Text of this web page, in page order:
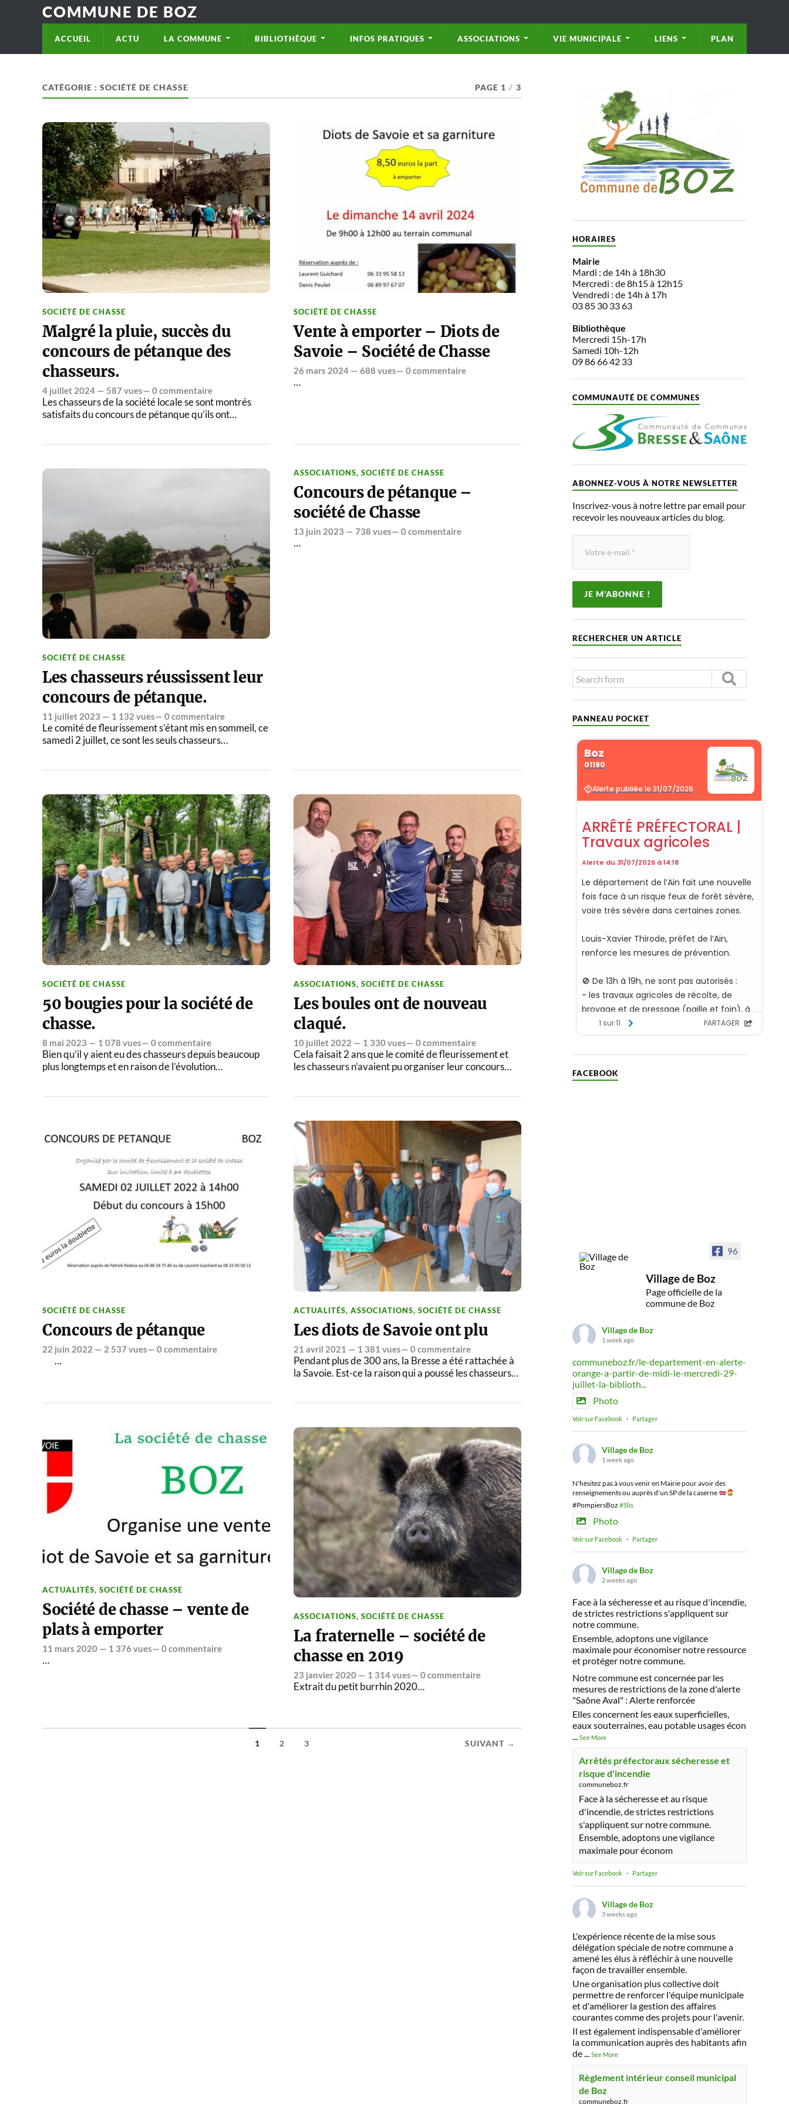
COMMUNE DE BOZ
ACCUEIL ACTU LA COMMUNE BIBLIOTHÈQUE INFOS PRATIQUES ASSOCIATIONS VIE MUNICIPALE LIENS PLAN
CATÉGORIE : SOCIÉTÉ DE CHASSE PAGE 1 / 3
SOCIÉTÉ DE CHASSE
Malgré la pluie, succès du
concours de pétanque des
chasseurs.
4 juillet 2024 — 587 vues— 0 commentaire
Les chasseurs de la société locale se sont montrés
satisfaits du concours de pétanque qu’ils ont…
SOCIÉTÉ DE CHASSE
Vente à emporter – Diots de
Savoie – Société de Chasse
26 mars 2024 — 688 vues—0 commentaire
…
SOCIÉTÉ DE CHASSE
Les chasseurs réussissent leur
concours de pétanque.
11 juillet 2023 — 1 132 vues— 0 commentaire
Le comité de fleurissement s’étant mis en sommeil, ce
samedi 2 juillet, ce sont les seuls chasseurs…
ASSOCIATIONS,SOCIÉTÉ DE CHASSE
Concours de pétanque –
société de Chasse
13 juin 2023 — 738 vues—0 commentaire
…
SOCIÉTÉ DE CHASSE
50 bougies pour la société de
chasse.
8 mai 2023 — 1 078 vues— 0 commentaire
Bien qu’il y aient eu des chasseurs depuis beaucoup
plus longtemps et en raison de l’évolution…
ASSOCIATIONS,SOCIÉTÉ DE CHASSE
Les boules ont de nouveau
claqué.
10 juillet 2022 — 1 330 vues—0 commentaire
Cela faisait 2 ans que le comité de fleurissement et
les chasseurs n’avaient pu organiser leur concours…
SOCIÉTÉ DE CHASSE
Concours de pétanque
22 juin 2022 — 2 537 vues— 0 commentaire
…
ACTUALITÉS,ASSOCIATIONS,SOCIÉTÉ DE CHASSE
Les diots de Savoie ont plu
21 avril 2021 — 1 381 vues—0 commentaire
Pendant plus de 300 ans, la Bresse a été rattachée à
la Savoie. Est-ce la raison qui a poussé les chasseurs…
ACTUALITÉS, SOCIÉTÉ DE CHASSE
Société de chasse – vente de
plats à emporter
11 mars 2020 — 1 376 vues— 0 commentaire
…
ASSOCIATIONS,SOCIÉTÉ DE CHASSE
La fraternelle – société de
chasse en 2019
23 janvier 2020 — 1 314 vues—0 commentaire
Extrait du petit burrhin 2020…
1 2 3 SUIVANT →
HORAIRES
Mairie
Mardi : de 14h à 18h30
Mercredi : de 8h15 à 12h15
Vendredi : de 14h à 17h
03 85 30 33 63
Bibliothèque
Mercredi 15h-17h
Samedi 10h-12h
09 86 66 42 33
COMMUNAUTÉ DE COMMUNES
ABONNEZ-VOUS À NOTRE NEWSLETTER
Inscrivez-vous à notre lettre par email pour
recevoir les nouveaux articles du blog.
RECHERCHER UN ARTICLE
PANNEAU POCKET
FACEBOOK
96
Village de Boz
Page officielle de la
commune de Boz
Village de Boz
1 week ago
communeboz.fr/le-departement-en-alerte-
orange-a-partir-de-midi-le-mercredi-29-
juillet-la-biblioth...
Photo
Voir sur Facebook · Partager
Village de Boz
1 week ago
N'hésitez pas à vous venir en Mairie pour avoir des
renseignements ou auprès d'un SP de la caserne
#PompiersBoz #Slis
Photo
Voir sur Facebook · Partager
Village de Boz
2 weeks ago
Face à la sécheresse et au risque d'incendie,
de strictes restrictions s'appliquent sur
notre commune.
Ensemble, adoptons une vigilance
maximale pour économiser notre ressource
et protéger notre commune.
Notre commune est concernée par les
mesures de restrictions de la zone d'alerte
"Saône Aval" : Alerte renforcée
Elles concernent les eaux superficielles,
eaux souterraines, eau potable usages écon
... See More
Arrêtés préfectoraux sécheresse et
risque d'incendie
communeboz.fr
Face à la sécheresse et au risque
d'incendie, de strictes restrictions
s'appliquent sur notre commune.
Ensemble, adoptons une vigilance
maximale pour économ
Voir sur Facebook · Partager
Village de Boz
3 weeks ago
L'expérience récente de la mise sous
délégation spéciale de notre commune a
amené les élus à réfléchir à une nouvelle
façon de travailler ensemble.
Une organisation plus collective doit
permettre de renforcer l'équipe municipale
et d'améliorer la gestion des affaires
courantes comme des projets pour l'avenir.
Il est également indispensable d'améliorer
la communication auprès des habitants afin
de... See More
Règlement intérieur conseil municipal
de Boz
communeboz.fr